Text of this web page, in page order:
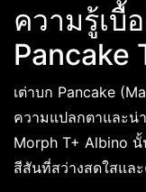
ความรู้เบื้
Pancake
เต่าบก Pancake
ความแปลกตาและน่
Morph T+ Albino
สีสันที่สว่างสดใสแล